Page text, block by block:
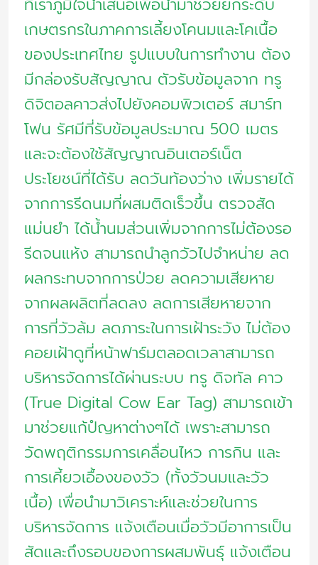
เกษตรกรในภาคการเลี้ยงโคนมและโคเนื้อ
ของประเทศไทย รูปแบบในการทำงาน ต้อง
มีกล่องรับสัญญาณ ตัวรับข้อมูลจาก ทรู
ดิจิตอลคาวส่งไปยังคอมพิวเตอร์ สมาร์ท
โฟน รัศมีที่รับข้อมูลประมาณ 500 เมตร
และจะต้องใช้สัญญาณอินเตอร์เน็ต
ประโยชน์ที่ได้รับ ลดวันท้องว่าง เพิ่มรายได้
จากการรีดนมที่ผสมติดเร็วขึ้น ตรวจสัด
แม่นยำ ได้น้ำนมส่วนเพิ่มจากการไม่ต้องรอ
รีดจนแห้ง สามารถนำลูกวัวไปจำหน่าย ลด
ผลกระทบจากการป่วย ลดความเสียหาย
จากผลผลิตที่ลดลง ลดการเสียหายจาก
การที่วัวล้ม ลดภาระในการเฝ้าระวัง ไม่ต้อง
คอยเฝ้าดูที่หน้าฟาร์มตลอดเวลาสามารถ
บริหารจัดการได้ผ่านระบบ ทรู ดิจทัล คาว
(True Digital Cow Ear Tag) สามารถเข้า
มาช่วยแก้ปํญหาต่างๆได้ เพราะสามารถ
วัดพฤติกรรมการเคลื่อนไหว การกิน และ
การเคี้ยวเอื้องของวัว (ทั้งวัวนมและวัว
เนื้อ) เพื่อนำมาวิเคราะห์และช่วยในการ
บริหารจัดการ แจ้งเตือนเมื่อวัวมีอาการเป็น
สัดและถึงรอบของการผสมพันธุ์ แจ้งเตือน